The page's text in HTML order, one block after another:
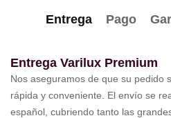
Entrega Pago
Entrega Varilux Premium
Nos aseguramos de que su pedido
rápida y conveniente. El envío se
español, cubriendo tanto las